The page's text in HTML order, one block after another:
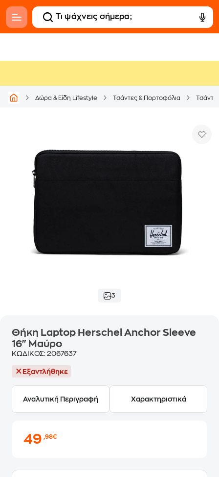
Δώρα & Είδη Lifestyle Τσάντες & Πορτοφόλια
3
Θήκη Laptop Herschel Anchor Sleeve
16" Μαύρο
ΚΩΔΙΚΟΣ: 2067637
Εξαντλήθηκε
Αναλυτική Περιγραφή Χαρακτηριστικά
49,98€